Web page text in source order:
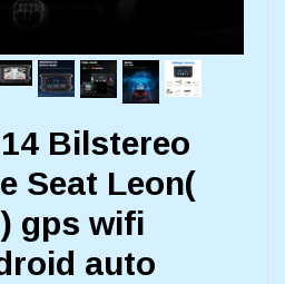
Bilstereo
Seat Leon(
gps wifi
auto